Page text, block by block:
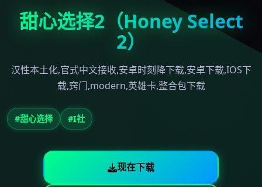
甜心选择2（Honey Select
2）
汉性本土化,官式中文接收,安卓时刻降下载,安卓下载,IOS下
载,窍门,modern,英雄卡,整合包下载
#甜心选择 #I社
现在下载